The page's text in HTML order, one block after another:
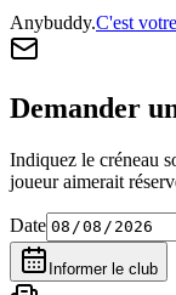
Anybuddy.C'est
Demander
Indiquez le créneau
joueur aimerait
Date
Informer le club